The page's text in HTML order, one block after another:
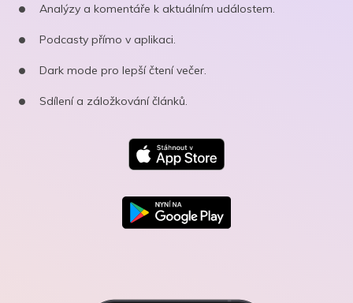
Analýzy a komentáře k aktuálním událostem.
Podcasty přímo v aplikaci.
Dark mode pro lepší čtení večer.
Sdílení a záložkování článků.